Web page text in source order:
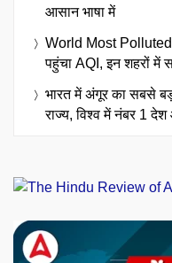
आसान भाषा में
World Most
पहुंचा AQI, इन शहरों में
भारत में अंगूर का सबसे
राज्य, विश्व में नंबर 1 देश